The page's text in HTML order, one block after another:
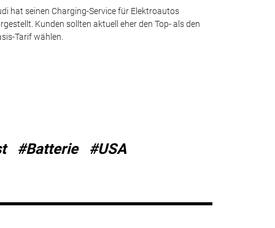
hat seinen Charging-Service für Elektroautos
Kunden sollten aktuell eher den Top- als den
Tarif wählen.
#Batterie #USA